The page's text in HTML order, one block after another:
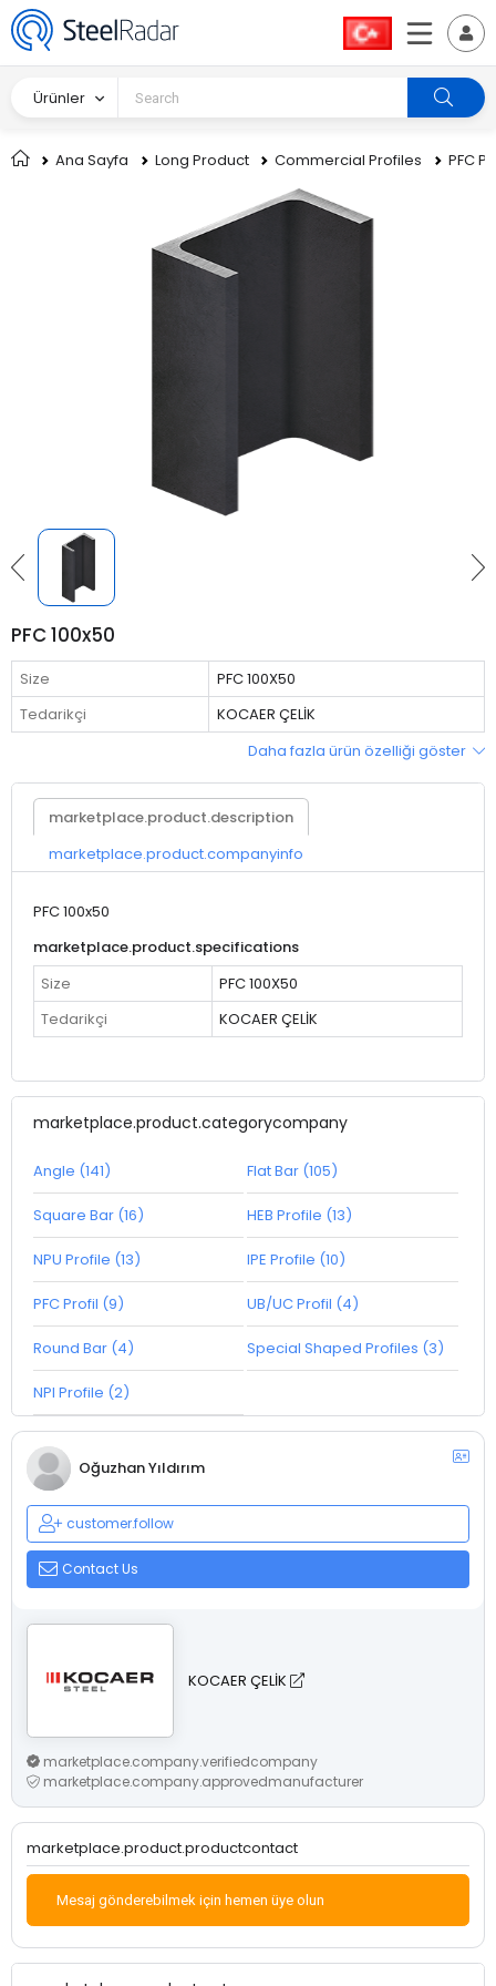
Ürünler
Ana Sayfa Long Product Commercial Profiles PFC
PFC 100x50
Size
PFC 100X50
Tedarikçi
KOCAER ÇELİK
Daha fazla ürün özelliği göster
marketplace.product.description
marketplace.product.companyinfo
PFC 100x50
marketplace.product.specifications
Size
PFC 100X50
Tedarikçi
KOCAER ÇELİK
marketplace.product.categorycompany
Angle (141) Flat Bar (105)
Square Bar (16) HEB Profile (13)
NPU Profile (13) IPE Profile (10)
PFC Profil (9) UB/UC Profil (4)
Round Bar (4) Special Shaped Profiles (3)
NPI Profile (2)
Oğuzhan Yıldırım
customer.follow
Contact Us
KOCAER ÇELİK
marketplace.company.verifiedcompany
marketplace.company.approvedmanufacturer
marketplace.product.productcontact
Mesaj gönderebilmek için hemen üye olun